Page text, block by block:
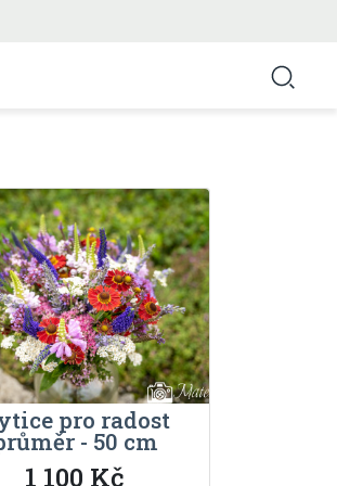
pro radost
- 50 cm
1 100 Kč